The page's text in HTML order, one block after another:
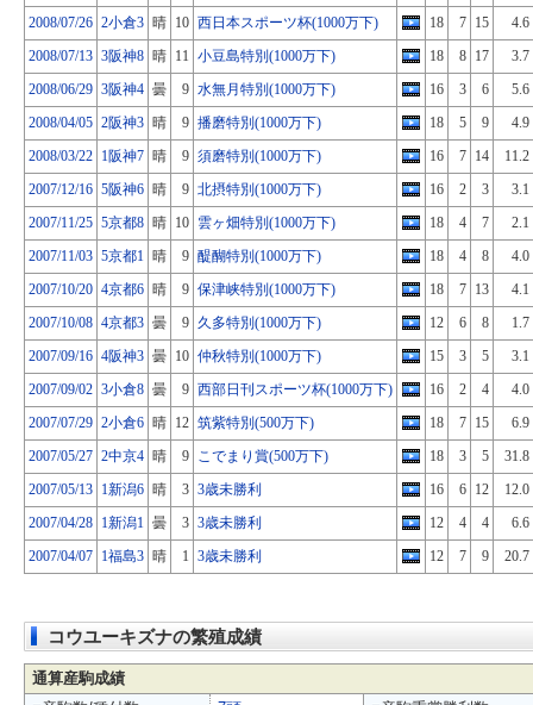
2008/07/26 2小倉3 晴 10 西日本スポーツ杯(1000万下) 18 7 15
4.6
2008/07/13 3阪神8 晴 11 小豆島特別(1000万下) 18 8 17
3.7
2008/06/29 3阪神4 曇 9 水無月特別(1000万下) 16 3 6
5.6
2008/04/05 2阪神3 晴 9 播磨特別(1000万下) 18 5 9
4.9
2008/03/22 1阪神7 晴 9 須磨特別(1000万下) 16 7 14
11.2
2007/12/16 5阪神6 晴 9 北摂特別(1000万下) 16 2 3
3.1
2007/11/25 5京都8 晴 10 雲ヶ畑特別(1000万下) 18 4 7
2.1
2007/11/03 5京都1 晴 9 醍醐特別(1000万下) 18 4 8
4.0
2007/10/20 4京都6 晴 9 保津峡特別(1000万下) 18 7 13
4.1
2007/10/08 4京都3 曇 9 久多特別(1000万下) 12 6 8
1.7
2007/09/16 4阪神3 曇 10 仲秋特別(1000万下) 15 3 5
3.1
2007/09/02 3小倉8 曇 9 西部日刊スポーツ杯(1000万下) 16 2 4
4.0
2007/07/29 2小倉6 晴 12 筑紫特別(500万下) 18 7 15
6.9
2007/05/27 2中京4 晴 9 こでまり賞(500万下) 18 3 5
31.8
2007/05/13 1新潟6 晴 3 3歳未勝利 16 6 12
12.0
2007/04/28 1新潟1 曇 3 3歳未勝利 12 4 4
6.6
2007/04/07 1福島3 晴 1 3歳未勝利 12 7 9 20.7
コウユーキズナの繁殖成績
通算産駒成績